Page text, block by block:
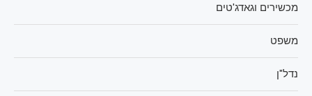
מכשירים וגאדג'טים
משפט
נדל"ן